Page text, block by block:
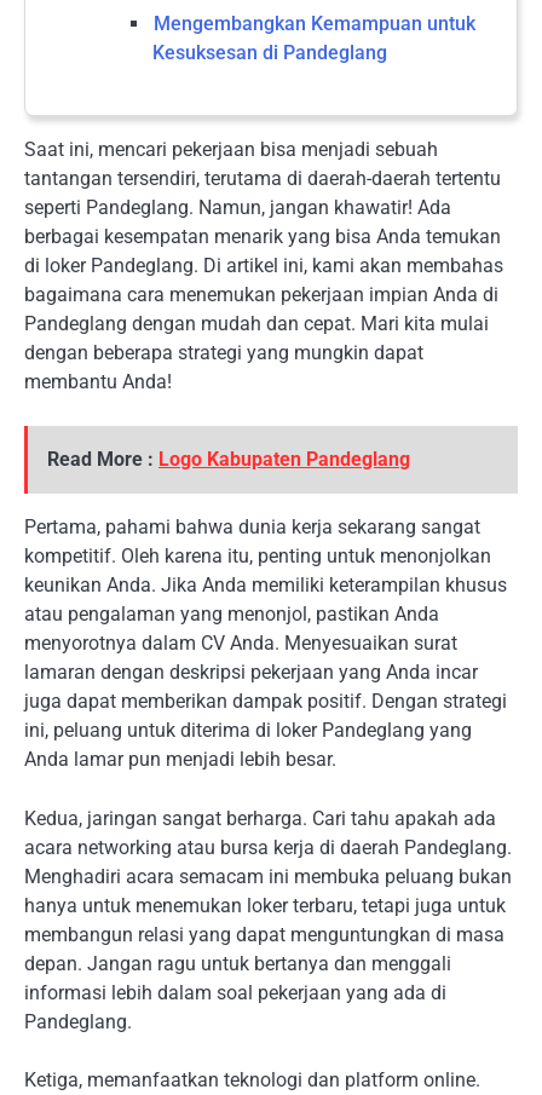
Mengembangkan Kemampuan untuk
Kesuksesan di Pandeglang
Saat ini, mencari pekerjaan bisa menjadi sebuah
tantangan tersendiri, terutama di daerah-daerah tertentu
seperti Pandeglang. Namun, jangan khawatir! Ada
berbagai kesempatan menarik yang bisa Anda temukan
di loker Pandeglang. Di artikel ini, kami akan membahas
bagaimana cara menemukan pekerjaan impian Anda di
Pandeglang dengan mudah dan cepat. Mari kita mulai
dengan beberapa strategi yang mungkin dapat
membantu Anda!
Read More : Logo Kabupaten Pandeglang
Pertama, pahami bahwa dunia kerja sekarang sangat
kompetitif. Oleh karena itu, penting untuk menonjolkan
keunikan Anda. Jika Anda memiliki keterampilan khusus
atau pengalaman yang menonjol, pastikan Anda
menyorotnya dalam CV Anda. Menyesuaikan surat
lamaran dengan deskripsi pekerjaan yang Anda incar
juga dapat memberikan dampak positif. Dengan strategi
ini, peluang untuk diterima di loker Pandeglang yang
Anda lamar pun menjadi lebih besar.
Kedua, jaringan sangat berharga. Cari tahu apakah ada
acara networking atau bursa kerja di daerah Pandeglang.
Menghadiri acara semacam ini membuka peluang bukan
hanya untuk menemukan loker terbaru, tetapi juga untuk
membangun relasi yang dapat menguntungkan di masa
depan. Jangan ragu untuk bertanya dan menggali
informasi lebih dalam soal pekerjaan yang ada di
Pandeglang.
Ketiga, memanfaatkan teknologi dan platform online.